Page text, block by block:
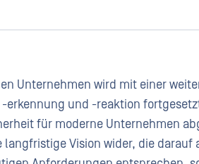
Unternehmen wird mit einer
erkennung und -reaktion
für moderne Unternehmen
Vision wider, die darauf